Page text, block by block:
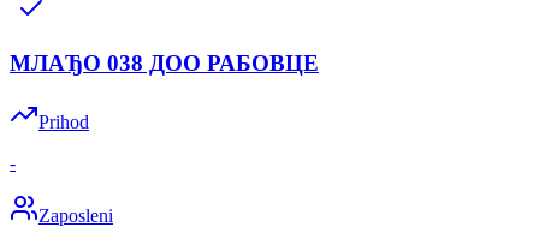
МЛАЂО 038 ДОО РАБОВЦЕ
Prihod
-
Zaposleni